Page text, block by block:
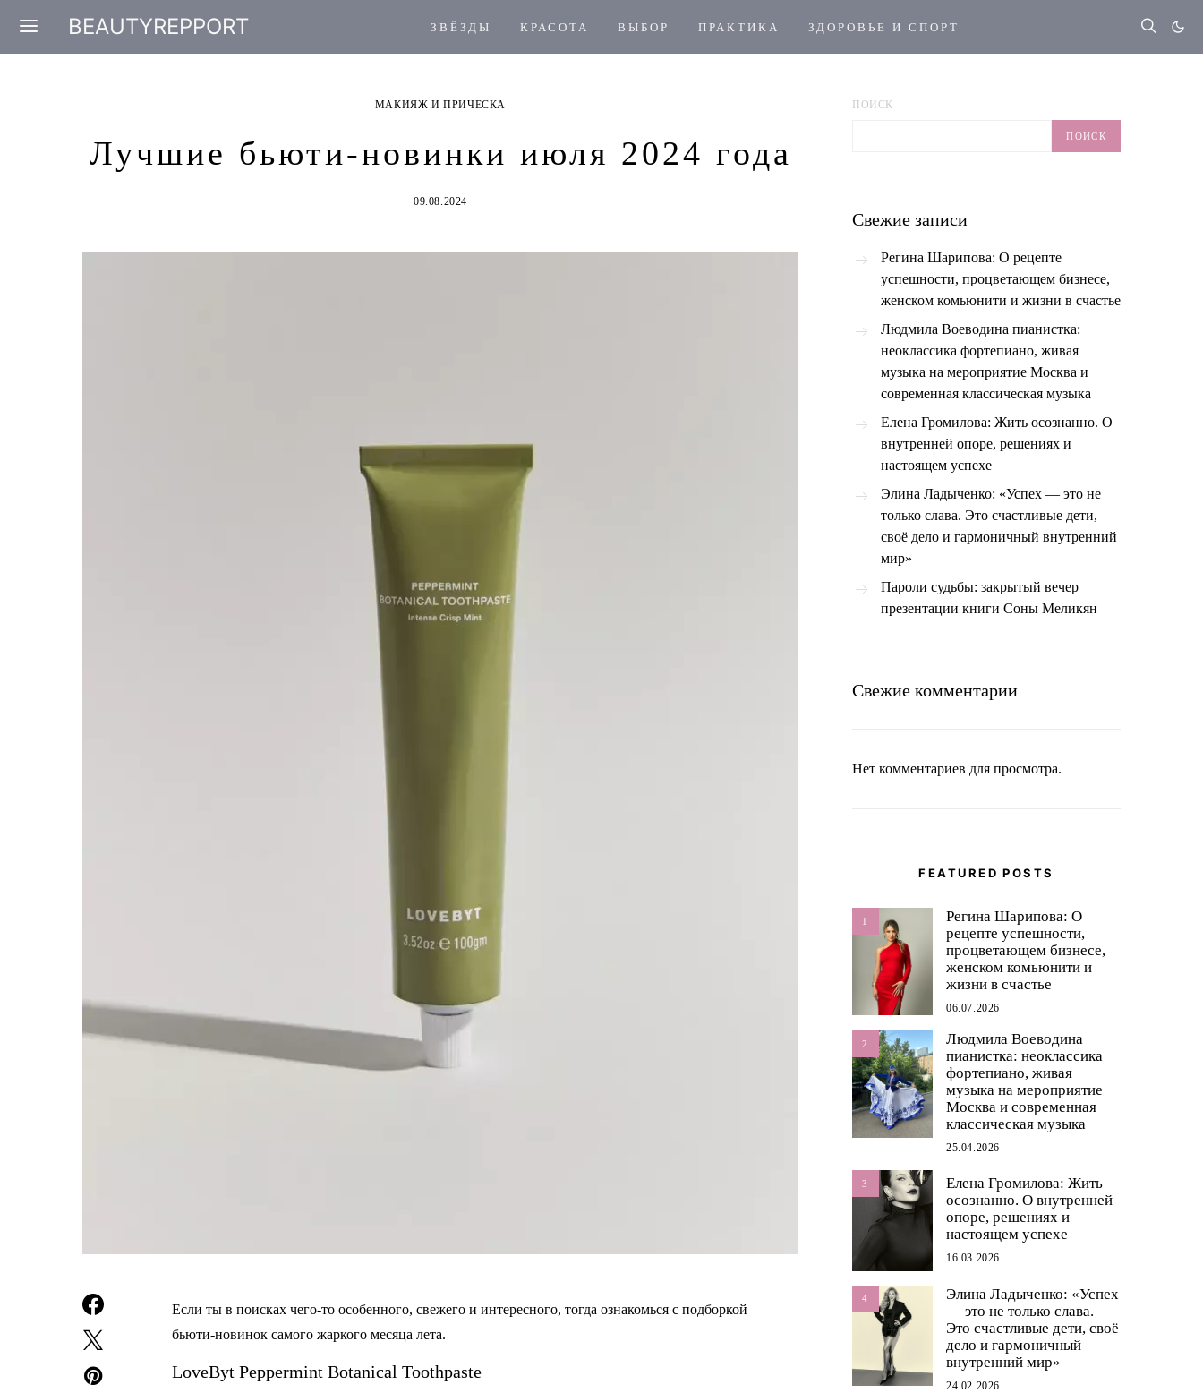
BEAUTYREPPORT ЗВЁЗДЫ КРАСОТА ВЫБОР ПРАКТИКА ЗДОРОВЬЕ И СПОРТ
МАКИЯЖ И ПРИЧЕСКА
Лучшие бьюти-новинки июля 2024 года
09.08.2024
Если ты в поисках чего-то особенного, свежего и интересного, тогда ознакомься с подборкой
бьюти-новинок самого жаркого месяца лета.
LoveByt Peppermint Botanical Toothpaste
ПОИСК
ПОИСК
Свежие записи
Регина Шарипова: О рецепте
успешности, процветающем бизнесе,
женском комьюнити и жизни в счастье
Людмила Воеводина пианистка:
неоклассика фортепиано, живая
музыка на мероприятие Москва и
современная классическая музыка
Елена Громилова: Жить осознанно. О
внутренней опоре, решениях и
настоящем успехе
Элина Ладыченко: «Успех — это не
только слава. Это счастливые дети,
своё дело и гармоничный внутренний
мир»
Пароли судьбы: закрытый вечер
презентации книги Соны Меликян
Свежие комментарии
Нет комментариев для просмотра.
FEATURED POSTS
1
Регина Шарипова: О
рецепте успешности,
процветающем бизнесе,
женском комьюнити и
жизни в счастье
06.07.2026
2
Людмила Воеводина
пианистка: неоклассика
фортепиано, живая
музыка на мероприятие
Москва и современная
классическая музыка
25.04.2026
3
Елена Громилова: Жить
осознанно. О внутренней
опоре, решениях и
настоящем успехе
16.03.2026
4
Элина Ладыченко: «Успех
— это не только слава.
Это счастливые дети, своё
дело и гармоничный
внутренний мир»
24.02.2026